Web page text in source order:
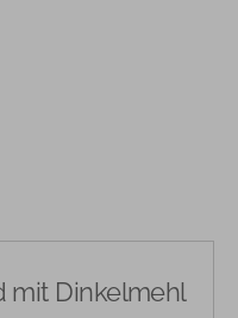
mit Dinkelmehl